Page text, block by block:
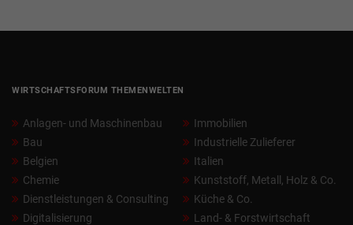
WIRTSCHAFTSFORUM THEMENWELTEN
Anlagen- und Maschinenbau
Bau
Belgien
Chemie
Dienstleistungen & Consulting
Digitalisierung
Immobilien
Industrielle Zulieferer
Italien
Kunststoff, Metall, Holz & Co.
Küche & Co.
Land- & Forstwirtschaft